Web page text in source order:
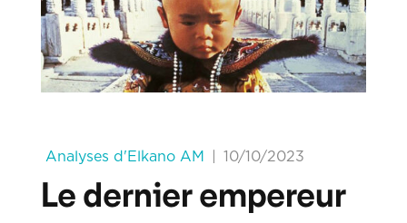
Le dernier empereur
10/10/2023
Analyses d'Elkano AM